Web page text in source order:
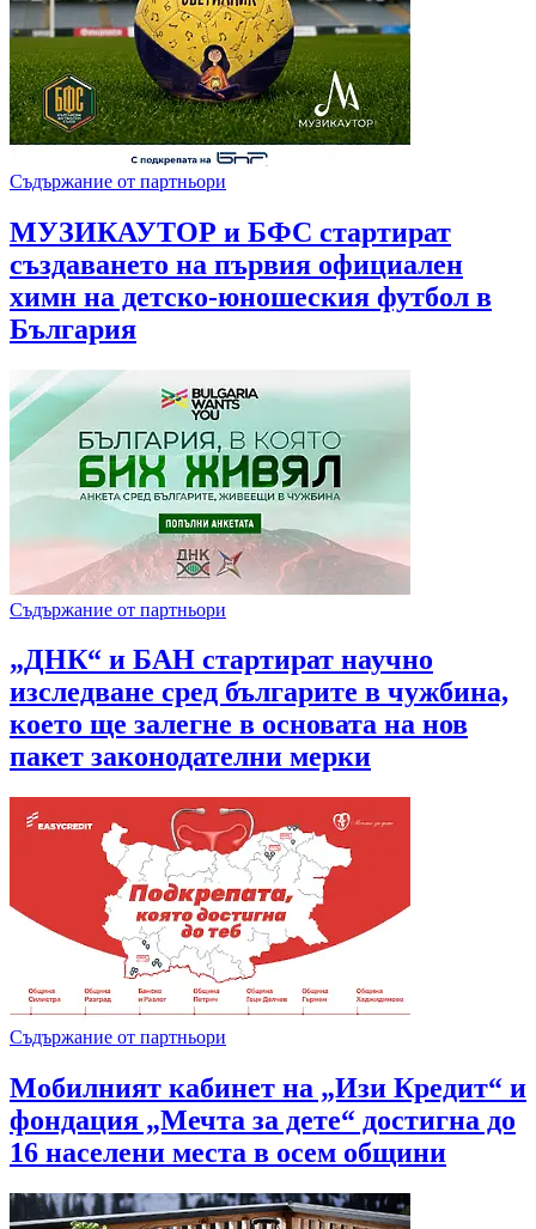
Съдържание от партньори
МУЗИКАУТОР и БФС стартират
създаването на първия официален
химн на детско-юношеския футбол в
България
Съдържание от партньори
„ДНК“ и БАН стартират научно
изследване сред българите в чужбина,
което ще залегне в основата на нов
пакет законодателни мерки
Съдържание от партньори
Мобилният кабинет на „Изи Кредит“ и
фондация „Мечта за дете“ достигна до
16 населени места в осем общини